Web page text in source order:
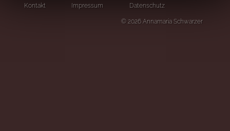
Kontakt Impressum Datenschutz
© 2026 Annamaria Schwarzer